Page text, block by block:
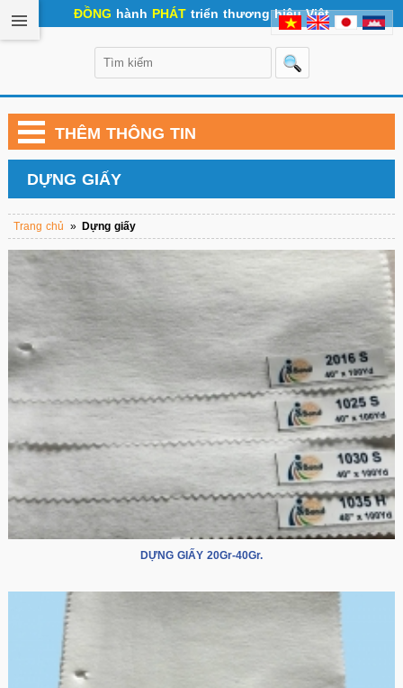
ĐỒNG hành PHÁT triển thương hiệu Việt
THÊM THÔNG TIN
DỰNG GIẤY
Trang chủ » Dựng giấy
DỰNG GIẤY 20Gr-40Gr.